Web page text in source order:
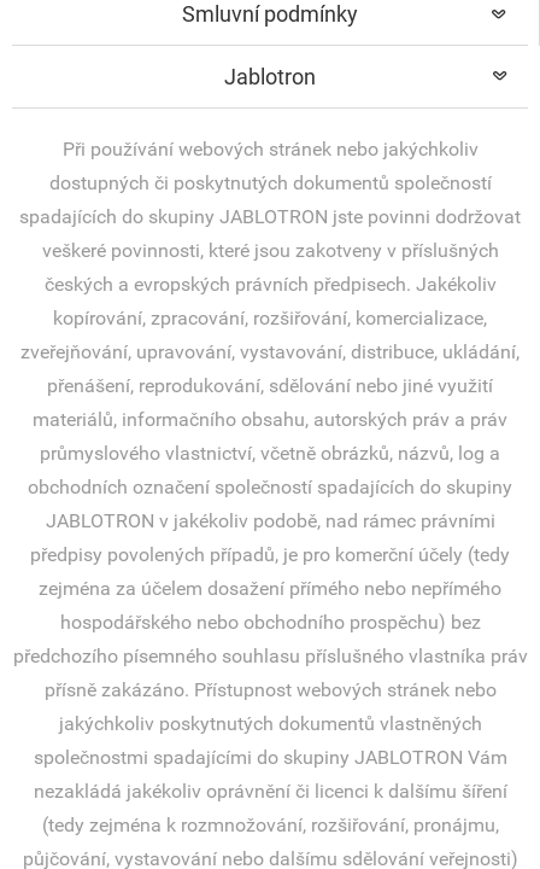
Smluvní podmínky
Jablotron
Při používání webových stránek nebo jakýchkoliv
dostupných či poskytnutých dokumentů společností
spadajících do skupiny JABLOTRON jste povinni dodržovat
veškeré povinnosti, které jsou zakotveny v příslušných
českých a evropských právních předpisech. Jakékoliv
kopírování, zpracování, rozšiřování, komercializace,
zveřejňování, upravování, vystavování, distribuce, ukládání,
přenášení, reprodukování, sdělování nebo jiné využití
materiálů, informačního obsahu, autorských práv a práv
průmyslového vlastnictví, včetně obrázků, názvů, log a
obchodních označení společností spadajících do skupiny
JABLOTRON v jakékoliv podobě, nad rámec právními
předpisy povolených případů, je pro komerční účely (tedy
zejména za účelem dosažení přímého nebo nepřímého
hospodářského nebo obchodního prospěchu) bez
předchozího písemného souhlasu příslušného vlastníka práv
přísně zakázáno. Přístupnost webových stránek nebo
jakýchkoliv poskytnutých dokumentů vlastněných
společnostmi spadajícími do skupiny JABLOTRON Vám
nezakládá jakékoliv oprávnění či licenci k dalšímu šíření
(tedy zejména k rozmnožování, rozšiřování, pronájmu,
půjčování, vystavování nebo dalšímu sdělování veřejnosti)